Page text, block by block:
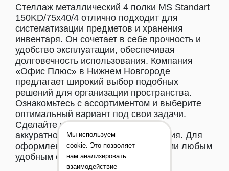
Стеллаж металлический 4 полки MS Standart
150KD/75x40/4 отлично подходит для
систематизации предметов и хранения
инвентаря. Он сочетает в себе прочность и
удобство эксплуатации, обеспечивая
долговечность использования. Компания
«Офис Плюс» в Нижнем Новгороде
предлагает широкий выбор подобных
решений для организации пространства.
Ознакомьтесь с ассортиментом и выберите
оптимальный вариант под свои задачи.
Сделайте шаг к рациональному и
аккуратному обустройству помещения. Для
оформления заказа свяжитесь с нами любым
удобным способом.
Мы используем
cookie. Это позволяет
нам анализировать
взаимодействие